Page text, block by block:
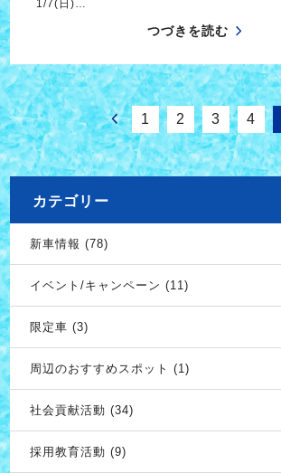
1/7(日)…
つづきを読む
1 2 3 4
カテゴリー
新車情報 (78)
イベント/キャンペーン (11)
限定車 (3)
周辺のおすすめスポット (1)
社会貢献活動 (34)
採用教育活動 (9)